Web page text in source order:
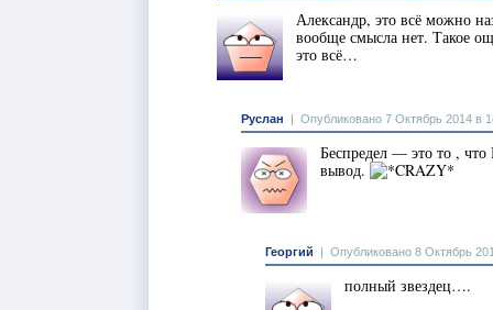
Александр, это всё можно
вообще смысла нет. Такое
это всё…
Руслан | Опубликовано 7 Октябрь 2014 в
Беспредел — это то ,
вывод.
Георгий | Опубликовано 8 Октябрь
полный звездец….